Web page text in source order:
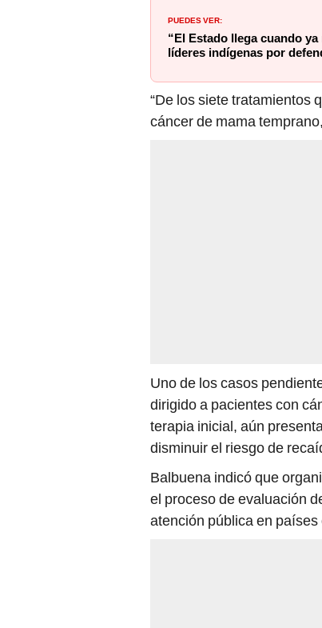
PUEDES VER:
“El Estado llega cuando
líderes indígenas por
“De los siete tratamientos
cáncer de mama
Uno de los casos
dirigido a pacientes con
terapia inicial, aún
disminuir el riesgo de
Balbuena indicó que
el proceso de evaluación
atención pública en países